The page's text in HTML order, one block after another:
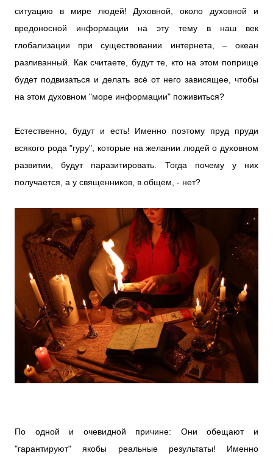
ситуацию в мире людей! Духовной, около духовной и
вредоносной информации на эту тему в наш век
глобализации при существовании интернета, – океан
разливанный. Как считаете, будут те, кто на этом поприще
будет подвизаться и делать всё от него зависящее, чтобы
на этом духовном "море информации" поживиться?
Естественно, будут и есть! Именно поэтому пруд пруди
всякого рода "гуру", которые на желании людей о духовном
развитии, будут паразитировать. Тогда почему у них
получается, а у священников, в общем, - нет?
По одной и очевидной причине: Они обещают и
"гарантируют" якобы реальные результаты! Именно